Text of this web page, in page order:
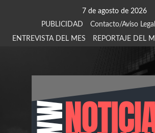
7 de agosto de 2026
PUBLICIDAD
Contacto/Aviso Legal
ENTREVISTA DEL MES
REPORTAJE DEL